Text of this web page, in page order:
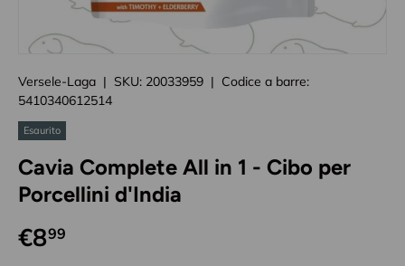
Versele-Laga | SKU: 20033959 | Codice a barre:
5410340612514
Esaurito
Cavia Complete All in 1 - Cibo per
Porcellini d'India
€899